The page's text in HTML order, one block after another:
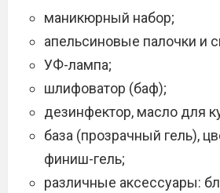
маникюрный набор;
апельсиновые палочки и
УФ-лампа;
шлифоватор (баф);
дезинфектор, масло для
база (прозрачный гель),
финиш-гель;
различные аксессуары: